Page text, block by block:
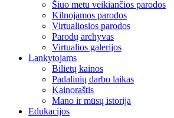
Šiuo metu veikiančios parodos
Kilnojamos parodos
Virtualiosios parodos
Parodų archyvas
Virtualios galerijos
Lankytojams
Bilietų kainos
Padalinių darbo laikas
Kainoraštis
Mano ir mūsų istorija
Edukacijos